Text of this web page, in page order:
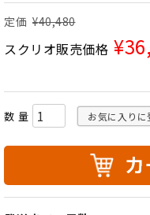
定価 ¥40,480
スクリオ販売価格 ¥
お気に入りに